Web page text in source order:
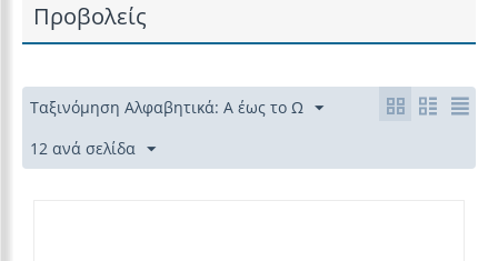
Προβολείς
Ταξινόμηση Αλφαβητικά: Α έως το Ω
12 ανά σελίδα